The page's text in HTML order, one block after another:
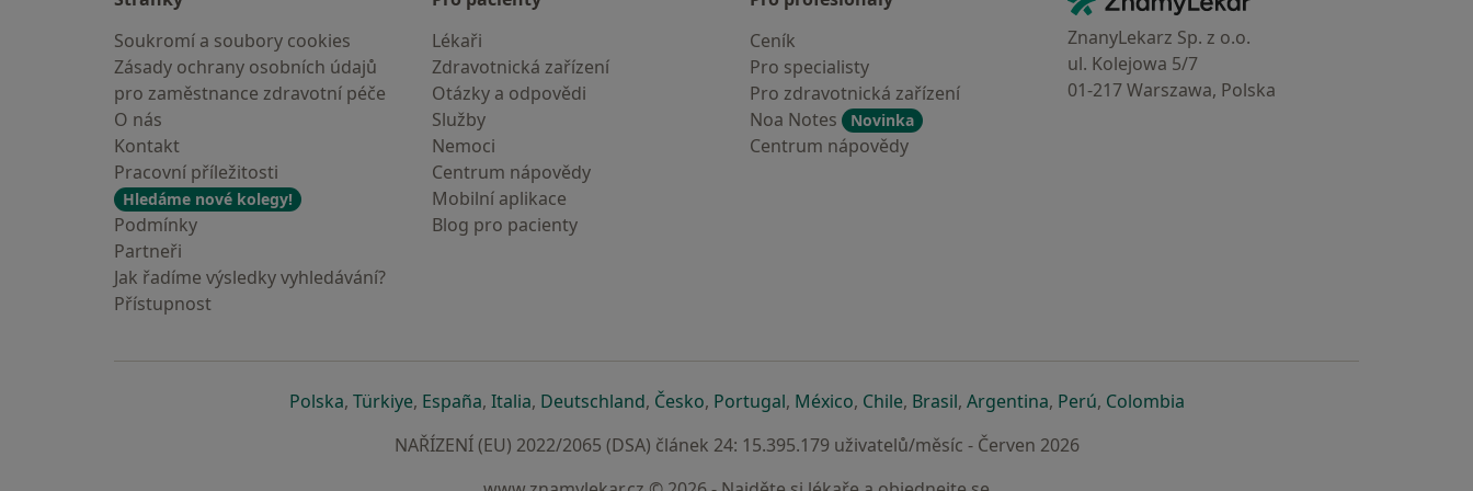
Soukromí a soubory cookies
Zásady ochrany osobních údajů
pro zaměstnance zdravotní péče
O nás
Kontakt
Pracovní příležitosti
Hledáme nové kolegy!
Podmínky
Partneři
Jak řadíme výsledky vyhledávání?
Přístupnost
Lékaři
Zdravotnická zařízení
Otázky a odpovědi
Služby
Nemoci
Centrum nápovědy
Mobilní aplikace
Blog pro pacienty
Ceník
Pro specialisty
Pro zdravotnická zařízení
Noa Notes
Novinka
Centrum nápovědy
ZnanyLekarz Sp. z o.o.
ul. Kolejowa 5/7
01-217 Warszawa, Polska
Polskase otevře v nové záložce
, Türkiyese otevře v nové záložce
, Españase otevře v nové záložce
, Italiase otevře v nové záložce
, Deutschlandse otevře v nové záložce
, Českose otevře v nové záložce
, Portugalse otevře v nové záložce
, Méxicose otevře v nové záložce
, Chilese otevře v nové záložce
, Brasilse otevře v nové záložce
, Argentinase otevře v nové záložce
, Perúse otevře v nové záložce
, Colombiase otevře v nové záložce
NAŘÍZENÍ (EU) 2022/2065 (DSA) článek 24: 15.395.179 uživatelů/měsíc - Červen 2026